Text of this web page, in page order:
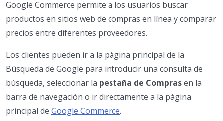
Google Commerce permite a los usuarios buscar
productos en sitios web de compras en línea y comparar
precios entre diferentes proveedores.
Los clientes pueden ir a la página principal de la
Búsqueda de Google para introducir una consulta de
búsqueda, seleccionar la pestaña de Comprasen la
barra de navegación o ir directamente a la página
principal de Google Commerce.